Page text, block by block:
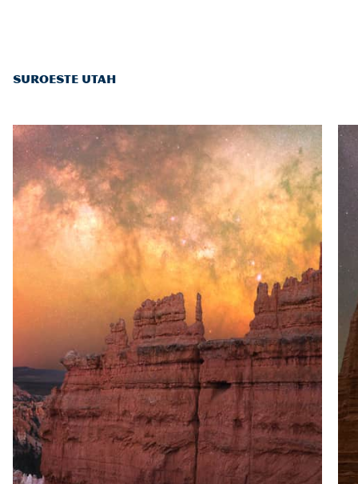
SUROESTE UTAH